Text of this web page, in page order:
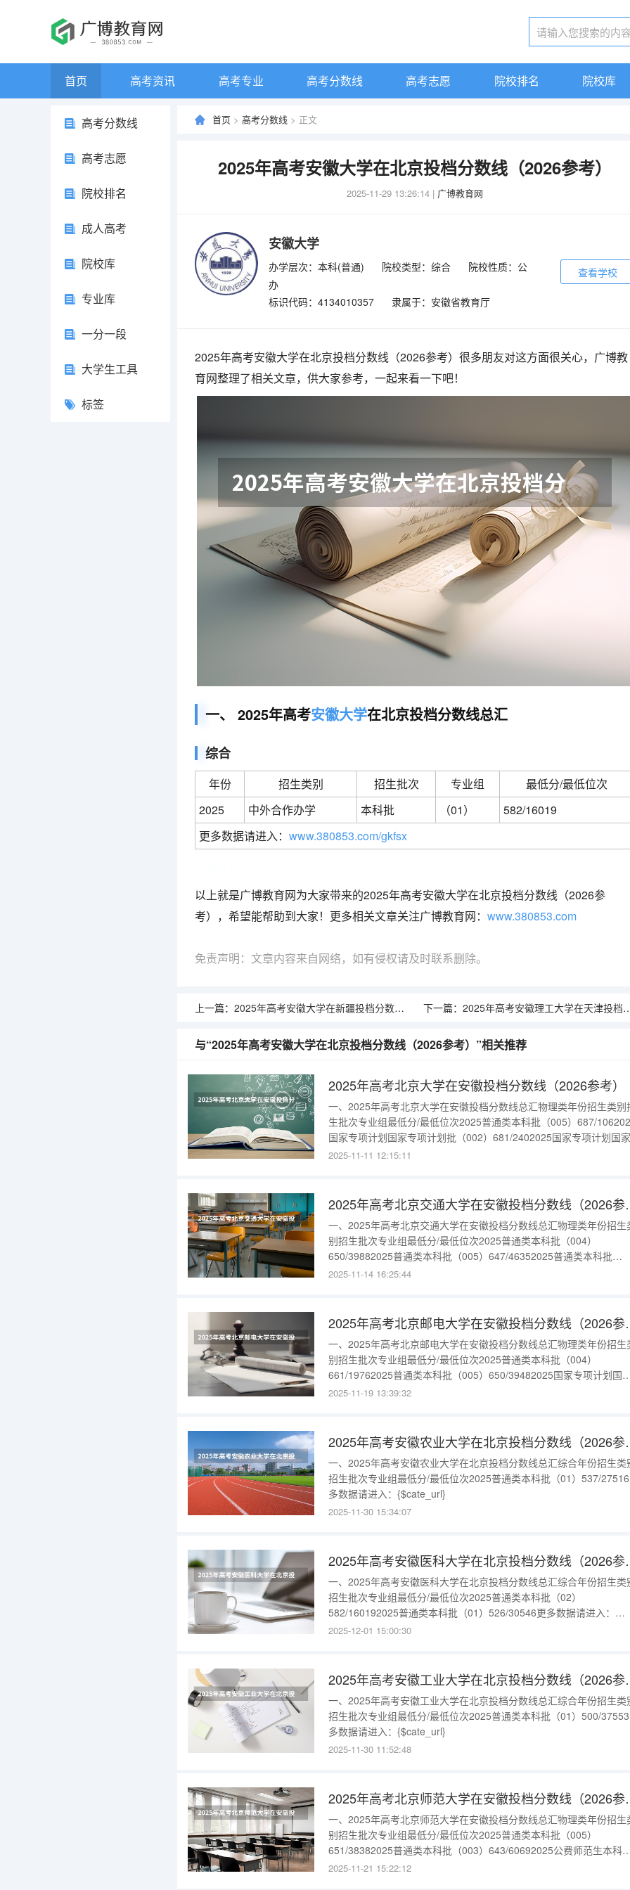
首页 高考资讯 高考专业 高考分数线 高考志愿 院校排名 院校库
高考分数线
高考志愿
院校排名
成人高考
院校库
专业库
一分一段
大学生工具
标签
首页 > 高考分数线 > 正文
2025年高考安徽大学在北京投档分数线（2026参考）
2025-11-29 13:26:14 | 广博教育网
安徽大学
办学层次：本科(普通) 院校类型：综合
院校性质：公
办
标识代码：4134010357
隶属于：安徽省教育厅
查看学校
2025年高考安徽大学在北京投档分数线（2026参考）很多朋友对这方面很关心，广博教
育网整理了相关文章，供大家参考，一起来看一下吧！
一、 2025年高考安徽大学在北京投档分数线总汇
综合
年份 招生类别 招生批次 专业组
最低分/最低位次
2025
中外合作办学 本科批 （01）
582/16019
更多数据请进入： www.380853.com/gkfsx
以上就是广博教育网为大家带来的2025年高考安徽大学在北京投档分数线（2026参
考），希望能帮助到大家！更多相关文章关注广博教育网： www.380853.com
免责声明：文章内容来自网络，如有侵权请及时联系删除。
上一篇： 2025年高考安徽大学在新疆投档分数线（2026参考） 下一篇： 2025年高考安徽理工大学在天津投档分数线（2026参考）
与“2025年高考安徽大学在北京投档分数线（2026参考）”相关推荐
2025年高考北京大学在安徽投档分数线（2026参考）
一、2025年高考北京大学在安徽投档分数线总汇物理类年份招生类别
生批次专业组最低分/最低位次2025普通类本科批（005）687/
国家专项计划国家专项计划批（002）681/2402025国家专项计划国
项计划批（001）676/470更多数据请进入：{$cate_url}历史类年份招生
2025-11-11 12:15:11
2025年高考
一、2025年高考北京交通大学在安徽投档分数线总汇物理类年份招生
别招生批次专业组最低分/最低位次2025普通类本科批（004）
650/39882025普通类本科批（005）647/46352025普通类本科批
（006）638/75912025国家专项计划国家专项计划批（002）
2025-11-14 16:25:44
2025年高考
一、2025年高考北京邮电大学在安徽投档分数线总汇物理类年份招生
别招生批次专业组最低分/最低位次2025普通类本科批（004）
661/19762025普通类本科批（005）650/39482025国家专项计划国
专项计划批（002）649/43392025国家专项计划国家专项计划批
2025-11-19 13:39:32
2025年高考
一、2025年高考安徽农业大学在北京投档分数线总汇综合年份招生类
招生批次专业组最低分/最低位次2025普通类本科批（01）537/
多数据请进入：{$cate_url}
2025-11-30 15:34:07
2025年高考
一、2025年高考安徽医科大学在北京投档分数线总汇综合年份招生类
招生批次专业组最低分/最低位次2025普通类本科批（02）
582/160192025普通类本科批（01）526/30546更多数据请进入：
{$cate_url}
2025-12-01 15:00:30
2025年高考
一、2025年高考安徽工业大学在北京投档分数线总汇综合年份招生类
招生批次专业组最低分/最低位次2025普通类本科批（01）500/
多数据请进入：{$cate_url}
2025-11-30 11:52:48
2025年高考
一、2025年高考北京师范大学在安徽投档分数线总汇物理类年份招生
别招生批次专业组最低分/最低位次2025普通类本科批（005）
651/38382025普通类本科批（003）643/60692025公费师范生本科
前批（001）652/35902025国家专项计划国家专项计划批（002）
2025-11-21 15:22:12